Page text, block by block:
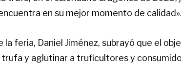
en su mejor momento de calidad».
la feria, Daniel Jiménez, subrayó que el
y aglutinar a truficultores y